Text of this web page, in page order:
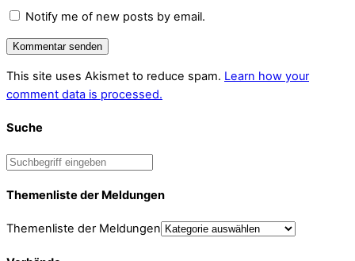
Notify me of new posts by email.
This site uses Akismet to reduce spam. Learn how your
comment data is processed.
Suche
Themenliste der Meldungen
Themenliste der Meldungen